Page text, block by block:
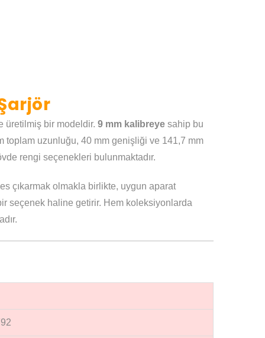
üretilmiş bir modeldir. 9 mm kalibreye sahip bu
toplam uzunluğu, 40 mm genişliği ve 141,7 mm
rengi seçenekleri bulunmaktadır.
çıkarmak olmakla birlikte, uygun aparat
seçenek haline getirir. Hem koleksiyonlarda